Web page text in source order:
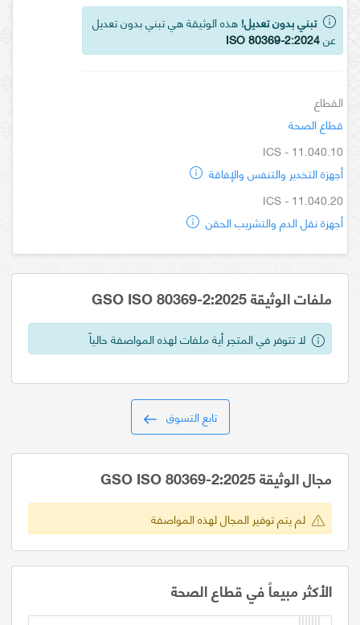
تبني بدون تعديل! هذه الوثيقة هي تبني بدون تعديل
عنISO 80369-2:2024
القطاع
قطاع الصحة
ICS - 11.040.10
أجهزة التخدير والتنفس والإفاقة
ICS - 11.040.20
أجهزة نقل الدم والتشريب الحقن
ملفات الوثيقة GSO ISO 80369-2:2025
لا تتوفر في المتجر أية ملفات لهذه المواصفة حالياً
تابع التسوق
مجال الوثيقة GSO ISO 80369-2:2025
لم يتم توفير المجال لهذه المواصفة
الأكثر مبيعاً في قطاع الصحة